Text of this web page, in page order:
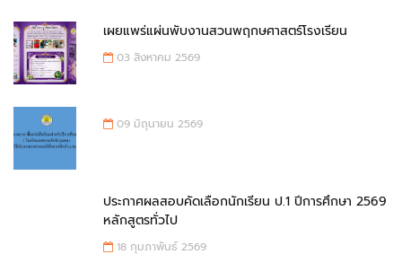
เผยแพร่แผ่นพับงานสวนพฤกษศาสตร์โรงเรียน
03 สิงหาคม 2569
09 มิถุนายน 2569
ประกาศผลสอบคัดเลือกนักเรียน ป.1 ปีการศึกษา 2569
หลักสูตรทั่วไป
18 กุมภาพันธ์ 2569